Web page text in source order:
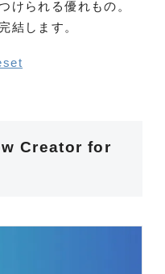
けられる優れもの。
結します。
Creator for